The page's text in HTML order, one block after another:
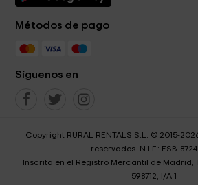
Métodos de pago
Síguenos en
Copyright RURAL RENTALS S.L. © 2015-
reservados. N.I.F.: ESB-
Inscrita en el Registro Mercantil de Madrid, T
598712, I/A 1